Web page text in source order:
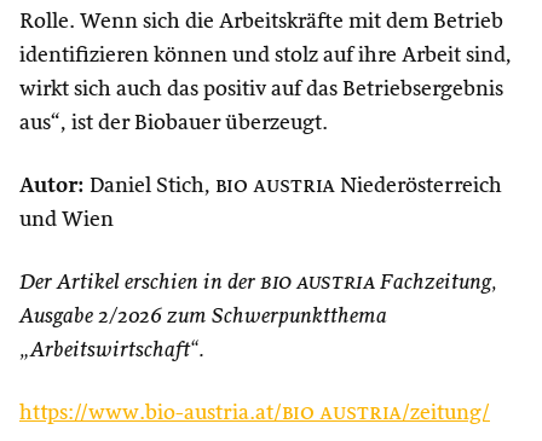
Rolle. Wenn sich die Arbeitskräfte mit dem Betrieb
identifizieren können und stolz auf ihre Arbeit sind,
wirkt sich auch das positiv auf das Betriebsergebnis
aus“, ist der Biobauer überzeugt.
Autor: Daniel Stich, bio austria Niederösterreich
und Wien
Der Artikel erschien in der bio austria Fachzeitung,
Ausgabe 2/2026 zum Schwerpunktthema
„Arbeitswirtschaft“.
https://www.bio-austria.at/bio austria/zeitung/